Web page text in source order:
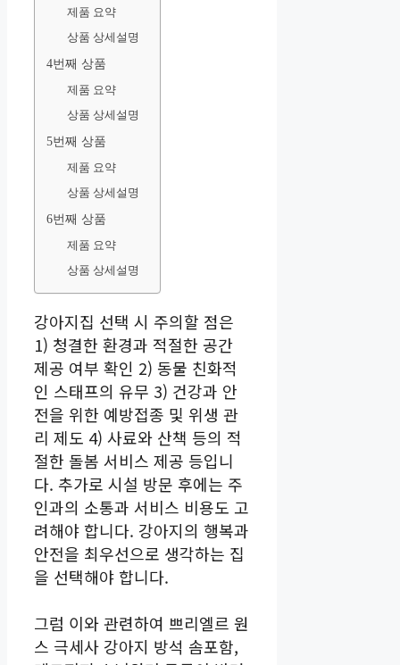
제품 요약
상품 상세설명
4번째 상품
제품 요약
상품 상세설명
5번째 상품
제품 요약
상품 상세설명
6번째 상품
제품 요약
상품 상세설명
강아지집 선택 시 주의할 점은
1) 청결한 환경과 적절한 공간
제공 여부 확인 2) 동물 친화적
인 스태프의 유무 3) 건강과 안
전을 위한 예방접종 및 위생 관
리 제도 4) 사료와 산책 등의 적
절한 돌봄 서비스 제공 등입니
다. 추가로 시설 방문 후에는 주
인과의 소통과 서비스 비용도 고
려해야 합니다. 강아지의 행복과
안전을 최우선으로 생각하는 집
을 선택해야 합니다.
그럼 이와 관련하여 쁘리엘르 원
스 극세사 강아지 방석 솜포함,